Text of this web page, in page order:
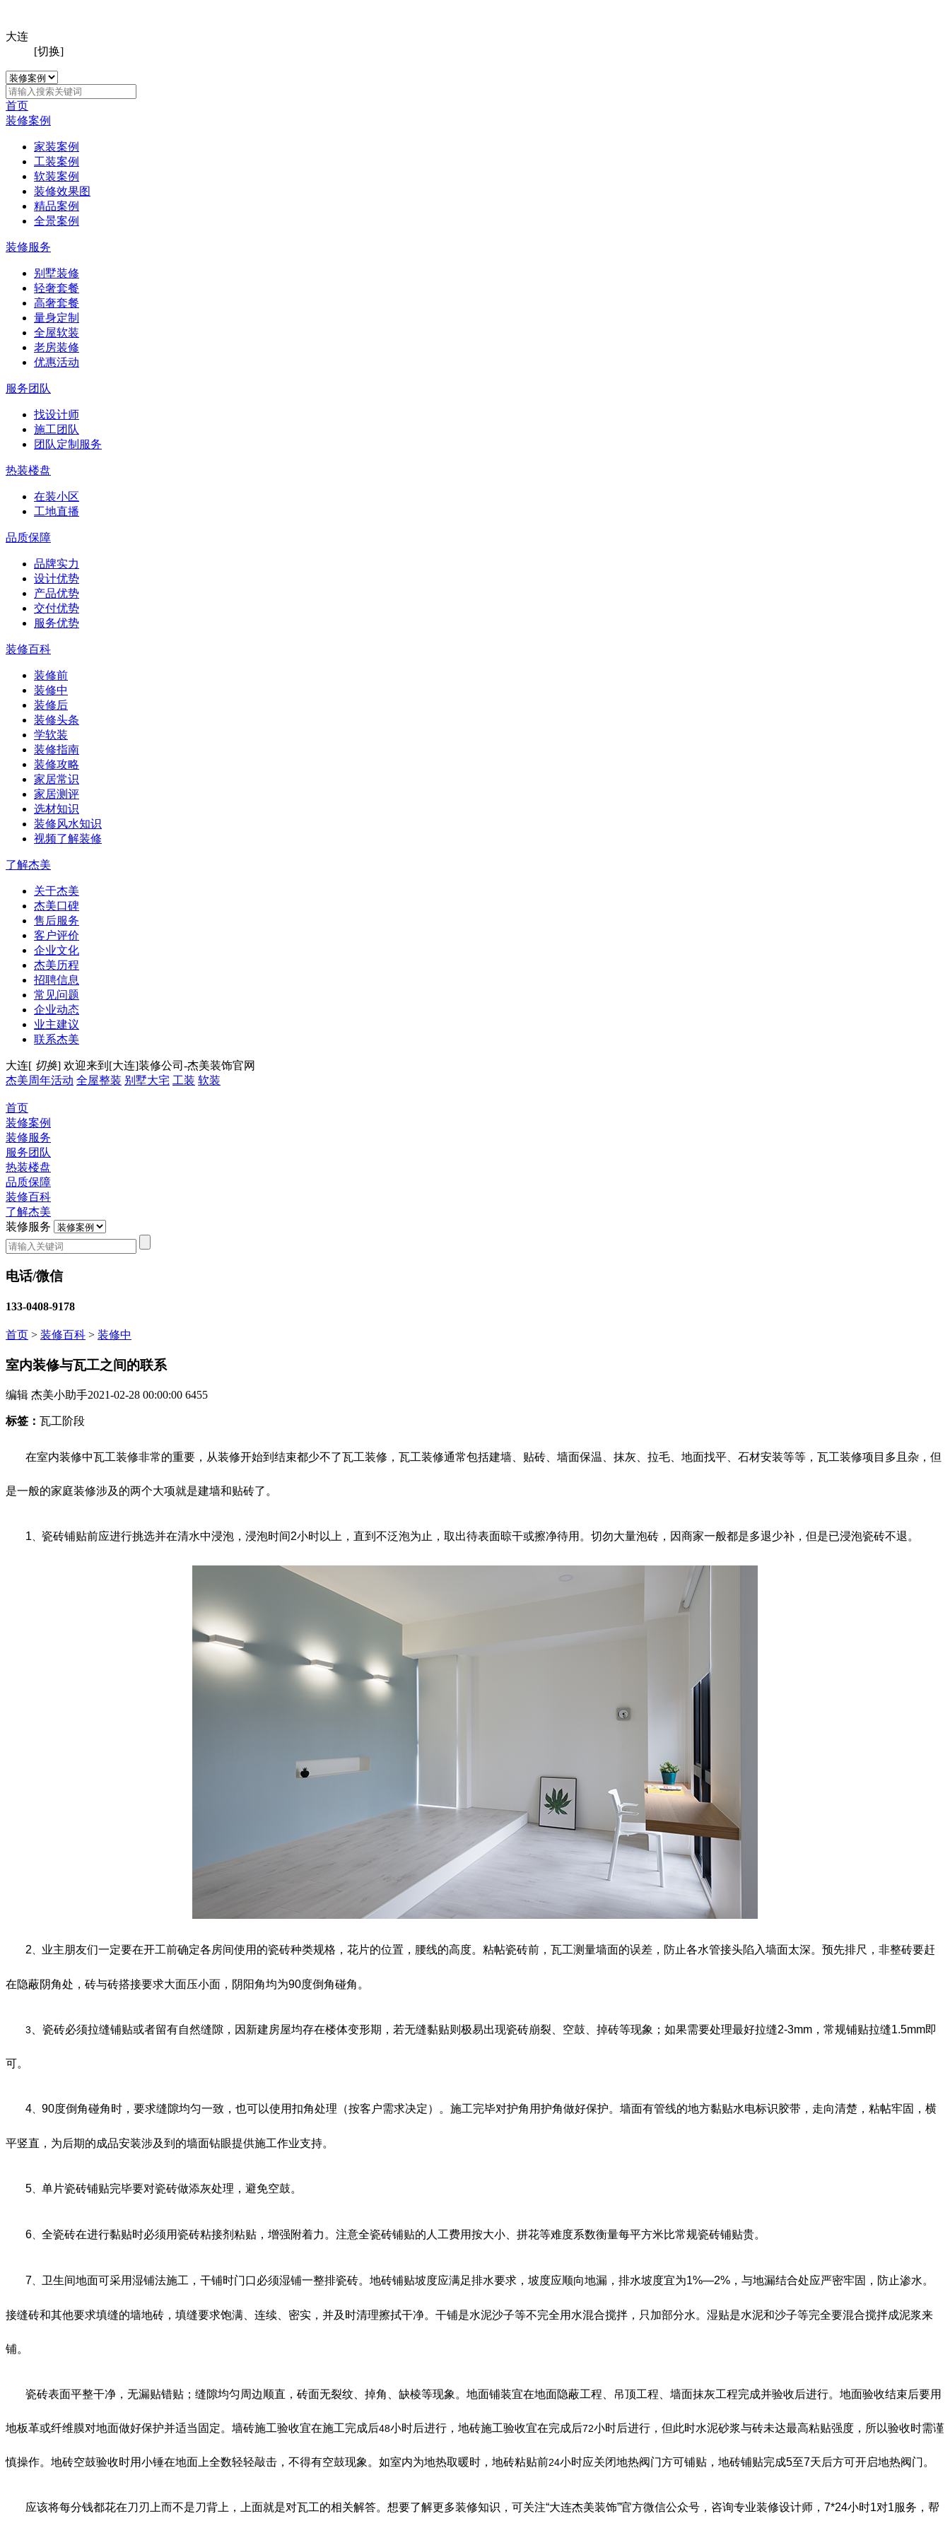
大连
[切换]
首页
装修案例
家装案例
工装案例
软装案例
装修效果图
精品案例
全景案例
装修服务
别墅装修
轻奢套餐
高奢套餐
量身定制
全屋软装
老房装修
优惠活动
服务团队
找设计师
施工团队
团队定制服务
热装楼盘
在装小区
工地直播
品质保障
品牌实力
设计优势
产品优势
交付优势
服务优势
装修百科
装修前
装修中
装修后
装修头条
学软装
装修指南
装修攻略
家居常识
家居测评
选材知识
装修风水知识
视频了解装修
了解杰美
关于杰美
杰美口碑
售后服务
客户评价
企业文化
杰美历程
招聘信息
常见问题
企业动态
业主建议
联系杰美
大连[ 切换] 欢迎来到[大连]装修公司-杰美装饰官网
杰美周年活动 全屋整装 别墅大宅 工装 软装
首页
装修案例
装修服务
服务团队
热装楼盘
品质保障
装修百科
了解杰美
装修服务
电话/微信
133-0408-9178
首页 > 装修百科 > 装修中
室内装修与瓦工之间的联系
编辑 杰美小助手2021-02-28 00:00:00 6455
标签： 瓦工阶段
在室内装修中瓦工装修非常的重要，从装修开始到结束都少不了瓦工装修，瓦工装修通常包括建墙、贴砖、墙面保温、抹灰、拉毛、地面找平、石材安装等等，瓦工装修项目多且杂，但
是一般的家庭装修涉及的两个大项就是建墙和贴砖了。
1 瓷砖铺贴前应进行挑选并在清水中浸泡，浸泡时间2小时以上，直到不泛泡为止，取出待表面晾干或擦净待用。切勿大量泡砖，因商家一般都是多退少补，但是已浸泡瓷砖不退。
2 业主朋友们一定要在开工前确定各房间使用的瓷砖种类规格，花片的位置，腰线的高度。粘帖瓷砖前，瓦工测量墙面的误差，防止各水管接头陷入墙面太深。预先排尺，非整砖要赶
在隐蔽阴角处，砖与砖搭接要求大面压小面，阴阳角均为90度倒角碰角。
3 瓷砖必须拉缝铺贴或者留有自然缝隙，因新建房屋均存在楼体变形期，若无缝黏贴则极易出现瓷砖崩裂、空鼓、掉砖等现象；如果需要处理最好拉缝2-3mm，常规铺贴拉缝1.5mm即
可。
4 90度倒角碰角时，要求缝隙均匀一致，也可以使用扣角处理（按客户需求决定）。施工完毕对护角用护角做好保护。墙面有管线的地方黏贴水电标识胶带，走向清楚，粘帖牢固，横
平竖直，为后期的成品安装涉及到的墙面钻眼提供施工作业支持。
5 单片瓷砖铺贴完毕要对瓷砖做添灰处理，避免空鼓。
6 全瓷砖在进行黏贴时必须用瓷砖粘接剂粘贴，增强附着力。注意全瓷砖铺贴的人工费用按大小、拼花等难度系数衡量每平方米比常规瓷砖铺贴贵。
7 卫生间地面可采用湿铺法施工，干铺时门口必须湿铺一整排瓷砖。地砖铺贴坡度应满足排水要求，坡度应顺向地漏，排水坡度宜为1%—2%，与地漏结合处应严密牢固，防止渗水。
接缝砖和其他要求填缝的墙地砖，填缝要求饱满、连续、密实，并及时清理擦拭干净。干铺是水泥沙子等不完全用水混合搅拌，只加部分水。湿贴是水泥和沙子等完全要混合搅拌成泥浆来
铺。
瓷砖表面平整干净，无漏贴错贴；缝隙均匀周边顺直，砖面无裂纹、掉角、缺棱等现象。地面铺装宜在地面隐蔽工程、吊顶工程、墙面抹灰工程完成并验收后进行。地面验收结束后要用
地板革或纤维膜对地面做好保护并适当固定。墙砖施工验收宜在施工完成后48小时后进行，地砖施工验收宜在完成后72小时后进行，但此时水泥砂浆与砖未达最高粘贴强度，所以验收时需谨
慎操作。地砖空鼓验收时用小锤在地面上全数轻轻敲击，不得有空鼓现象。如室内为地热取暖时，地砖粘贴前24小时应关闭地热阀门方可铺贴，地砖铺贴完成5至7天后方可开启地热阀门。
应该将每分钱都花在刀刃上而不是刀背上，上面就是对瓦工的相关解答。想要了解更多装修知识，可关注“大连杰美装饰”官方微信公众号，咨询专业装修设计师，7*24小时1对1服务，帮